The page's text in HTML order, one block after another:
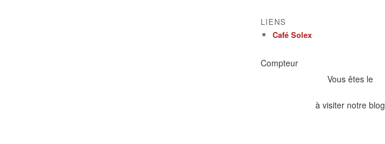
LIENS
Café Solex
Compteur
Vous êtes le
à visiter notre blog